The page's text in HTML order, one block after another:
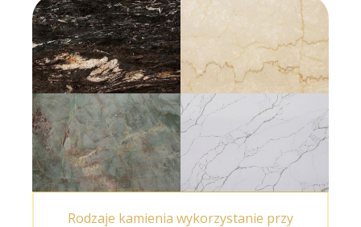
Rodzaje kamienia wykorzystanie przy